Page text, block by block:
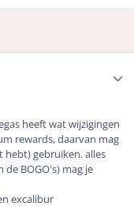
heeft wat wijzigingen
rewards, daarvan mag
hebt) gebruiken. alles
BOGO's) mag je
excalibur